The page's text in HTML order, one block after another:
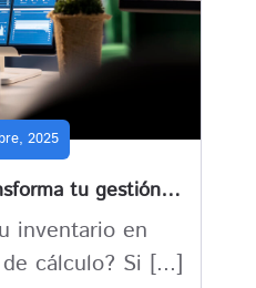
2025
Adiós al papel: transforma tu gestión de inventario con Business Central.
inventario en
cálculo? Si [...]